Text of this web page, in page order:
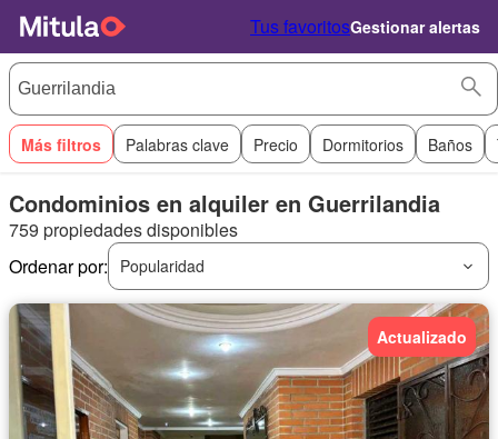
Tus favoritosGestionar alertas
Más filtros Palabras clave Precio Dormitorios Baños
Condominios en alquiler en Guerrilandia
759 propiedades disponibles
Ordenar por:
Popularidad
Actualizado